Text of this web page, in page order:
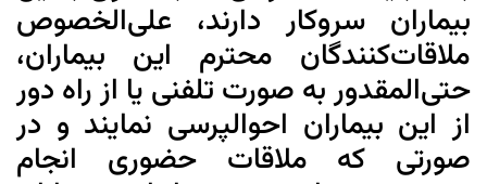
بیماران سروکار دارند، علی‌الخصوص
ملاقات‌کنندگان محترم این بیماران،
حتی‌المقدور به صورت تلفنی یا از راه دور
از این بیماران احوالپرسی نمایند و در
صورتی که ملاقات حضوری انجام